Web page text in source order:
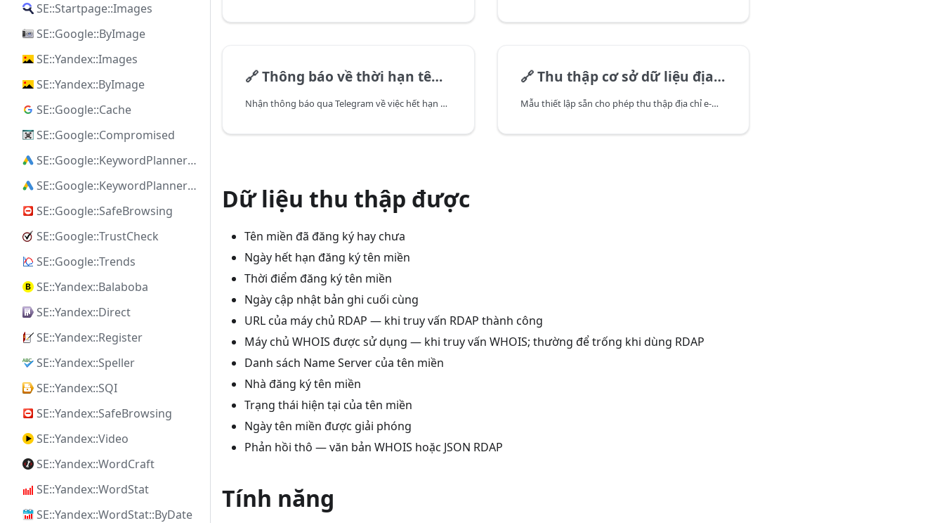
SE::Startpage::Images
SE::Google::ByImage
SE::Yandex::Images
SE::Yandex::ByImage
SE::Google::Cache
SE::Google::Compromised
SE::Google::KeywordPlanner::Ideas
SE::Google::KeywordPlanner::SearchVolume
SE::Google::SafeBrowsing
SE::Google::TrustCheck
SE::Google::Trends
SE::Yandex::Balaboba
SE::Yandex::Direct
SE::Yandex::Register
SE::Yandex::Speller
SE::Yandex::SQI
SE::Yandex::SafeBrowsing
SE::Yandex::Video
SE::Yandex::WordCraft
SE::Yandex::WordStat
SE::Yandex::WordStat::ByDate
🔗Thông báo về thời hạn tên miền
Nhận thông báo qua Telegram về việc hết hạn đăng ký tên miền
🔗 Thu thập cơ sở dữ liệu địa chỉ e-mail
Mẫu thiết lập sẵn cho phép thu thập địa chỉ e-mail của tên miền thông qua dịch vụ Whois.
Dữ liệu thu thập được
Tên miền đã đăng ký hay chưa
Ngày hết hạn đăng ký tên miền
Thời điểm đăng ký tên miền
Ngày cập nhật bản ghi cuối cùng
URL của máy chủ RDAP — khi truy vấn RDAP thành công
Máy chủ WHOIS được sử dụng — khi truy vấn WHOIS; thường để trống khi dùng RDAP
Danh sách Name Server của tên miền
Nhà đăng ký tên miền
Trạng thái hiện tại của tên miền
Ngày tên miền được giải phóng
Phản hồi thô — văn bản WHOIS hoặc JSON RDAP
Tính năng